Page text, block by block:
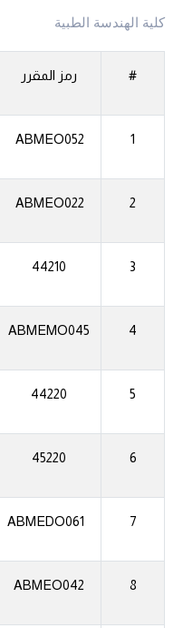
كلية الهندسة الطبية
# رمز المقرر
1
ABMEO052
2
ABMEO022
3
44210
4
ABMEMO045
5
44220
6
45220
7
ABMEDO061
8
ABMEO042